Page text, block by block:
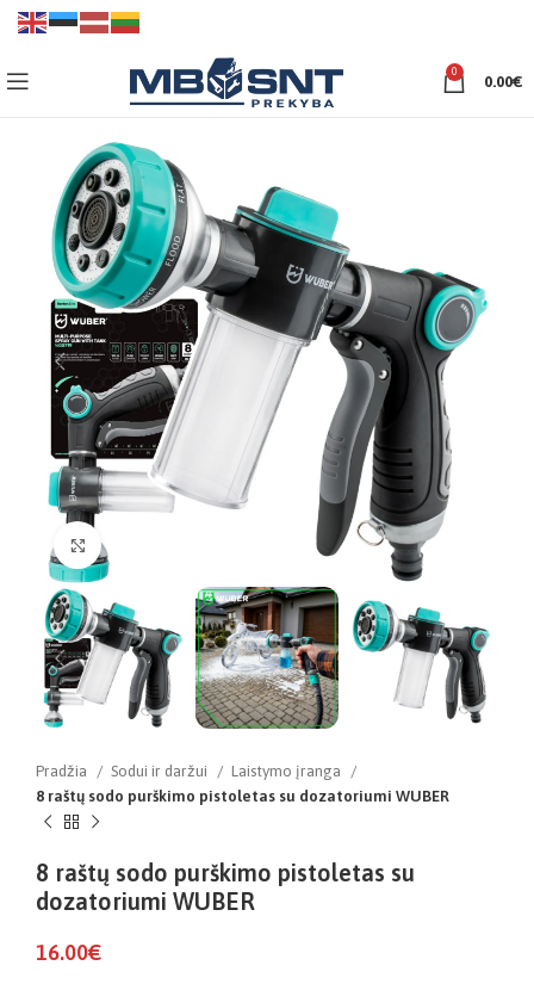
0
0.00€
Click to enlarge
Pradžia Sodui ir daržui
Laistymo įranga
8 raštų sodo purškimo pistoletas su dozatoriumi WUBER
8 raštų sodo purškimo pistoletas su
dozatoriumi WUBER
16.00€